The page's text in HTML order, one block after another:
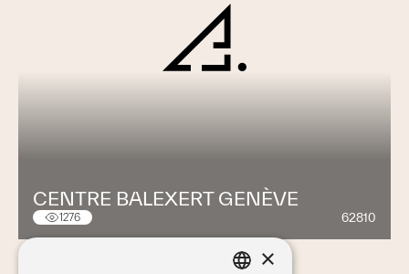
CENTRE BALEXERT GENÈVE
1276 62810
×